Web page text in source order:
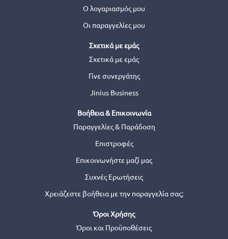
Ο λογαριασμός μου
Οι παραγγελίες μου
Σχετικά με εμάς
Σχετικά με εμάς
Γίνε συνεργάτης
Jinius Business
Βοήθεια & Επικοινωνία
Παραγγελίες & Παράδοση
Επιστροφές
Επικοινωνήστε μαζί μας
Συχνές Ερωτήσεις
Χρειάζεστε βοήθεια με την παραγγελία σας;
Όροι Χρήσης
Όροι και Προϋποθέσεις